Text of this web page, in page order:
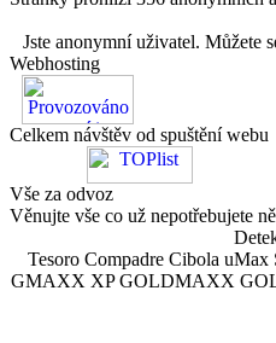
Jste anonymní uživatel. Můžete
Webhosting
Celkem návštěv od spuštění webu
Vše za odvoz
Věnujte vše co už nepotřebujete
Tesoro Compadre Cibola
GMAXX XP GOLDMAXX